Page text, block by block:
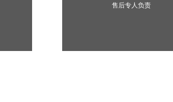
售后专人负责